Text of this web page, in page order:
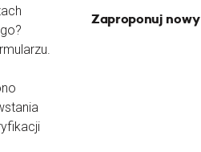
Zaproponuj